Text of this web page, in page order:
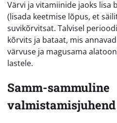
Värvi ja vitamiinide jaoks lisa
(lisada keetmise lõpus, et
suvikõrvitsat. Talvisel
kõrvits ja bataat, mis
värvuse ja magusama
lastele.
Samm-sammuline
valmistamisjuhend